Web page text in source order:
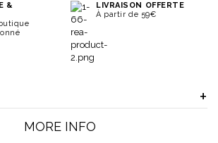
&
LIVRAISON OFFERTE
À partir de 59€
MORE INFO